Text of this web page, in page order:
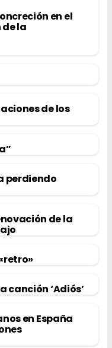
en el
la
de los
perdiendo
de la
canción ‘Adiós’
en España